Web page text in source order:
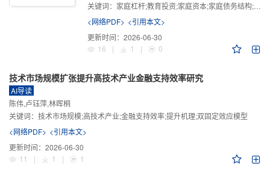
关键词： 家庭杠杆;教育投资;家庭资本;家庭债务结构;CHFS
<网络PDF> <引用本文>
更新时间： 2026-06-30
16
| 1 | 0
技术市场规模扩张提升高技术产业金融支持效率研究
AI导读
陈伟,卢钰萍,林晖桐
关键词： 技术市场规模;高技术产业;金融支持效率;提升机理;双固定效应模型
<网络PDF> <引用本文>
更新时间： 2026-06-30
11
| 1 | 1